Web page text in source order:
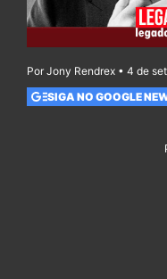
Por Jony Rendrex • 4 de
SIGA NO GOOGLE